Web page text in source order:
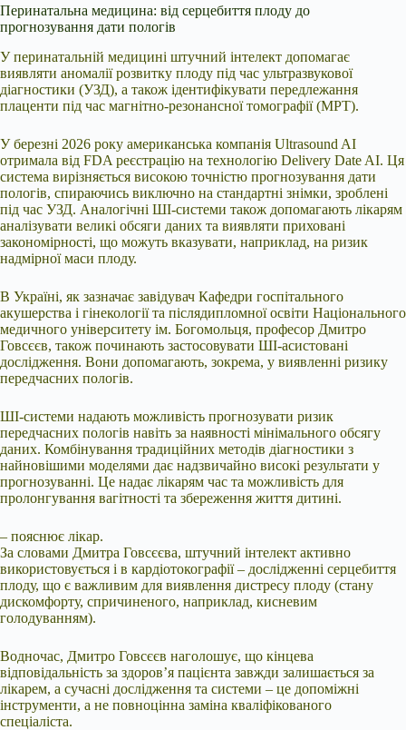
Перинатальна медицина: від серцебиття плоду до
прогнозування дати пологів
У перинатальній медицині штучний інтелект допомагає
виявляти аномалії розвитку плоду під час ультразвукової
діагностики (УЗД), а також ідентифікувати передлежання
плаценти під час магнітно-резонансної томографії (МРТ).
У березні 2026 року американська компанія Ultrasound AI
отримала від FDA реєстрацію на технологію Delivery Date AI. Ця
система вирізняється високою точністю прогнозування дати
пологів, спираючись виключно на стандартні знімки, зроблені
під час УЗД. Аналогічні ШІ-системи також допомагають лікарям
аналізувати великі обсяги даних та виявляти приховані
закономірності, що можуть вказувати, наприклад, на ризик
надмірної маси плоду.
В Україні, як зазначає завідувач Кафедри госпітального
акушерства і гінекології та післядипломної освіти Національного
медичного університету ім. Богомольця, професор Дмитро
Говсєєв, також починають застосовувати ШІ-асистовані
дослідження. Вони допомагають, зокрема, у виявленні ризику
передчасних пологів.
ШІ-системи надають можливість прогнозувати ризик
передчасних пологів навіть за наявності мінімального обсягу
даних. Комбінування традиційних методів діагностики з
найновішими моделями дає надзвичайно високі результати у
прогнозуванні. Це надає лікарям час та можливість для
пролонгування вагітності та збереження життя дитині.
– пояснює лікар.
За словами Дмитра Говсєєва, штучний інтелект активно
використовується і в кардіотокографії – дослідженні серцебиття
плоду, що є важливим для виявлення дистресу плоду (стану
дискомфорту, спричиненого, наприклад, кисневим
голодуванням).
Водночас, Дмитро Говсєєв наголошує, що кінцева
відповідальність за здоров’я пацієнта завжди залишається за
лікарем, а сучасні дослідження та системи – це допоміжні
інструменти, а не повноцінна заміна кваліфікованого
спеціаліста.